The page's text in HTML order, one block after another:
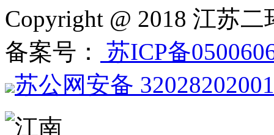
Copyright @ 2018 江苏
备案号：
苏ICP备
苏公网安备